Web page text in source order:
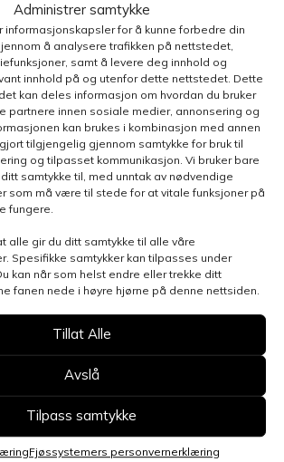
Administrer samtykke
informasjonskapsler for å kunne forbedre din
å analysere trafikken på nettstedet,
samt å levere deg innhold og
innhold på og utenfor dette nettstedet. Dette
kan deles informasjon om hvordan du bruker
partnere innen sosiale medier, annonsering og
kan brukes i kombinasjon med annen
tilgjengelig gjennom samtykke for bruk til
og tilpasset kommunikasjon. Vi bruker bare
samtykke til, med unntak av nødvendige
som må være til stede for at vitale funksjoner på
fungere.
alle gir du ditt samtykke til alle våre
Spesifikke samtykker kan tilpasses under
kan når som helst endre eller trekke ditt
fanen nede i høyre hjørne på denne nettsiden.
Tillat Alle
Avslå
Tilpass samtykke
Fjøssystemers personvernerklæring